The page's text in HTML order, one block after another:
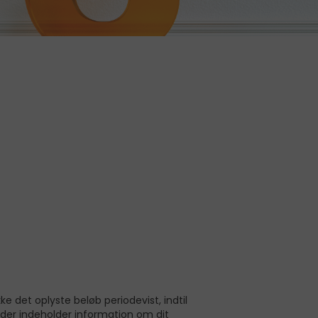
det oplyste beløb periodevist, indtil
indeholder information om dit